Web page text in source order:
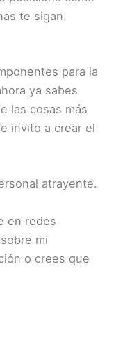
te sigan.
para la
ya sabes
las cosas más
invito a crear el
atrayente.
en redes
mi
o crees que